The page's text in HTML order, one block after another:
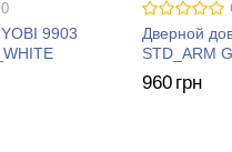
9903
Дверной
STD_ARM
960 грн